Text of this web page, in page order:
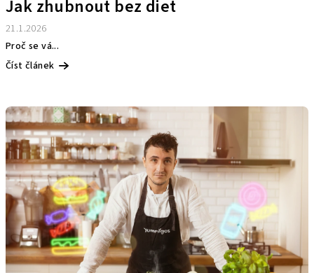
Jak zhubnout bez diet
21.1.2026
Proč se vá...
Číst článek